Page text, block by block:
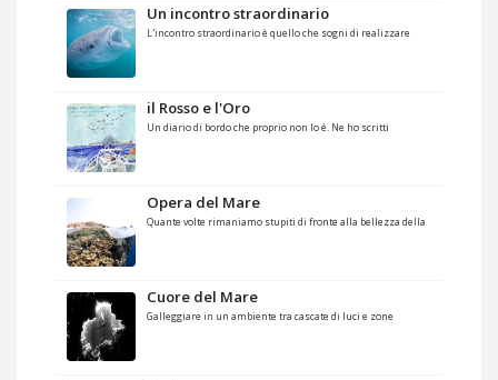
Un incontro straordinario
L'incontro straordinario è quello che sogni di realizzare
il Rosso e l'Oro
Un diario di bordo che proprio non lo é. Ne ho scritti
Opera del Mare
Quante volte rimaniamo stupiti di fronte alla bellezza della
Cuore del Mare
Galleggiare in un ambiente tra cascate di luci e zone